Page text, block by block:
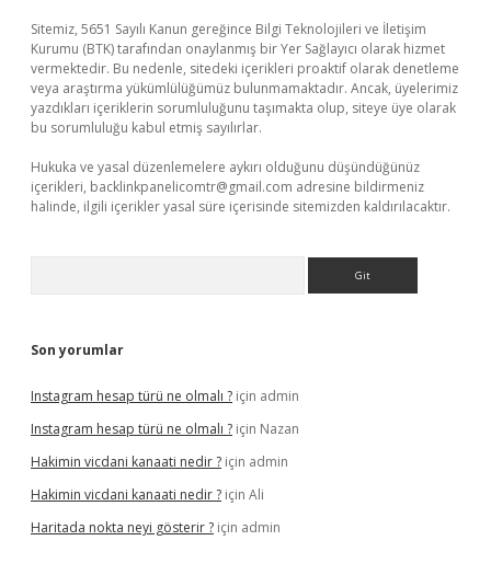
Sitemiz, 5651 Sayılı Kanun gereğince Bilgi Teknolojileri ve İletişim
Kurumu (BTK) tarafından onaylanmış bir Yer Sağlayıcı olarak hizmet
vermektedir. Bu nedenle, sitedeki içerikleri proaktif olarak denetleme
veya araştırma yükümlülüğümüz bulunmamaktadır. Ancak, üyelerimiz
yazdıkları içeriklerin sorumluluğunu taşımakta olup, siteye üye olarak
bu sorumluluğu kabul etmiş sayılırlar.
Hukuka ve yasal düzenlemelere aykırı olduğunu düşündüğünüz
içerikleri, backlinkpanelicomtr@gmail.com adresine bildirmeniz
halinde, ilgili içerikler yasal süre içerisinde sitemizden kaldırılacaktır.
Son yorumlar
Instagram hesap türü ne olmalı ? için admin
Instagram hesap türü ne olmalı ? için Nazan
Hakimin vicdani kanaati nedir ? için admin
Hakimin vicdani kanaati nedir ? için Ali
Haritada nokta neyi gösterir ? için admin